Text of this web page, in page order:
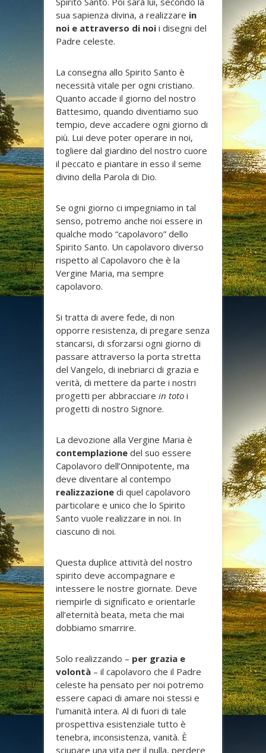
sua sapienza divina, a realizzare in
noi e attraverso di noi i disegni del
Padre celeste.
La consegna allo Spirito Santo è
necessità vitale per ogni cristiano.
Quanto accade il giorno del nostro
Battesimo, quando diventiamo suo
tempio, deve accadere ogni giorno di
più. Lui deve poter operare in noi,
togliere dal giardino del nostro cuore
il peccato e piantare in esso il seme
divino della Parola di Dio.
Se ogni giorno ci impegniamo in tal
senso, potremo anche noi essere in
qualche modo “capolavoro” dello
Spirito Santo. Un capolavoro diverso
rispetto al Capolavoro che è la
Vergine Maria, ma sempre
capolavoro.
Si tratta di avere fede, di non
opporre resistenza, di pregare senza
stancarsi, di sforzarsi ogni giorno di
passare attraverso la porta stretta
del Vangelo, di inebriarci di grazia e
verità, di mettere da parte i nostri
progetti per abbracciare in toto i
progetti di nostro Signore.
La devozione alla Vergine Maria è
contemplazione del suo essere
Capolavoro dell’Onnipotente, ma
deve diventare al contempo
realizzazione di quel capolavoro
particolare e unico che lo Spirito
Santo vuole realizzare in noi. In
ciascuno di noi.
Questa duplice attività del nostro
spirito deve accompagnare e
intessere le nostre giornate. Deve
riempirle di significato e orientarle
all’eternità beata, meta che mai
dobbiamo smarrire.
Solo realizzando – per grazia e
volontà – il capolavoro che il Padre
celeste ha pensato per noi potremo
essere capaci di amare noi stessi e
l’umanità intera. Al di fuori di tale
prospettiva esistenziale tutto è
tenebra, inconsistenza, vanità. È
sciupare una vita per il nulla, perdere